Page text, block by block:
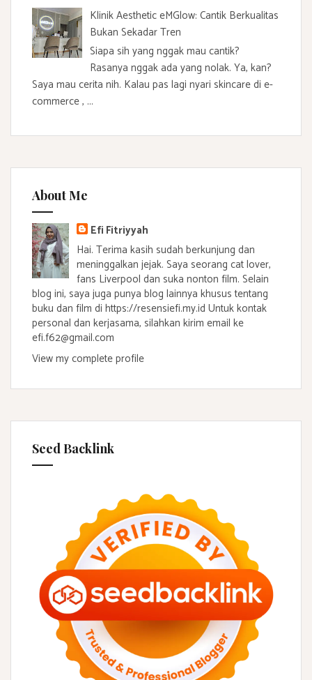
Klinik Aesthetic eMGlow: Cantik Berkualitas
Bukan Sekadar Tren
Siapa sih yang nggak mau cantik?
Rasanya nggak ada yang nolak. Ya, kan?
Saya mau cerita nih. Kalau pas lagi nyari skincare di e-
commerce , ...
About Me
Efi Fitriyyah
Hai. Terima kasih sudah berkunjung dan
meninggalkan jejak. Saya seorang cat lover,
fans Liverpool dan suka nonton film. Selain
blog ini, saya juga punya blog lainnya khusus tentang
buku dan film di https://resensiefi.my.id Untuk kontak
personal dan kerjasama, silahkan kirim email ke
efi.f62@gmail.com
View my complete profile
Seed Backlink